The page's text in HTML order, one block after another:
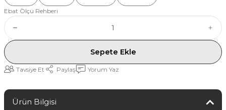
Ebat Ölçü Rehberi
Sepete Ekle
Tavsiye Et Paylaş Yorum Yaz
Ürün Bilgisi